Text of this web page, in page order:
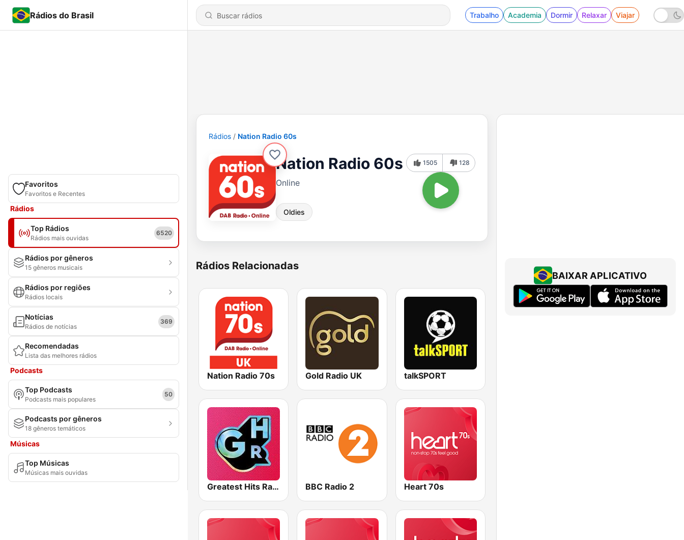
Rádios do Brasil Trabalho Academia Dormir Relaxar Viajar
Favoritos
Favoritos e Recentes
Rádios
Top Rádios
Rádios mais ouvidas
6520
Rádios por gêneros
15 gêneros musicais
Rádios por regiões
Rádios locais
Notícias
Rádios de notícias
369
Recomendadas
Lista das melhores rádios
Podcasts
Top Podcasts
Podcasts mais populares
50
Podcasts por gêneros
18 gêneros temáticos
Músicas
Top Músicas
Músicas mais ouvidas
Rádios Nation Radio 60s
Nation Radio 60s
Online
Oldies
1505 128
Rádios Relacionadas
Nation Radio 70s Gold Radio UK talkSPORT
Greatest Hits Radio BBC Radio 2 Heart 70s
BAIXAR APLICATIVO